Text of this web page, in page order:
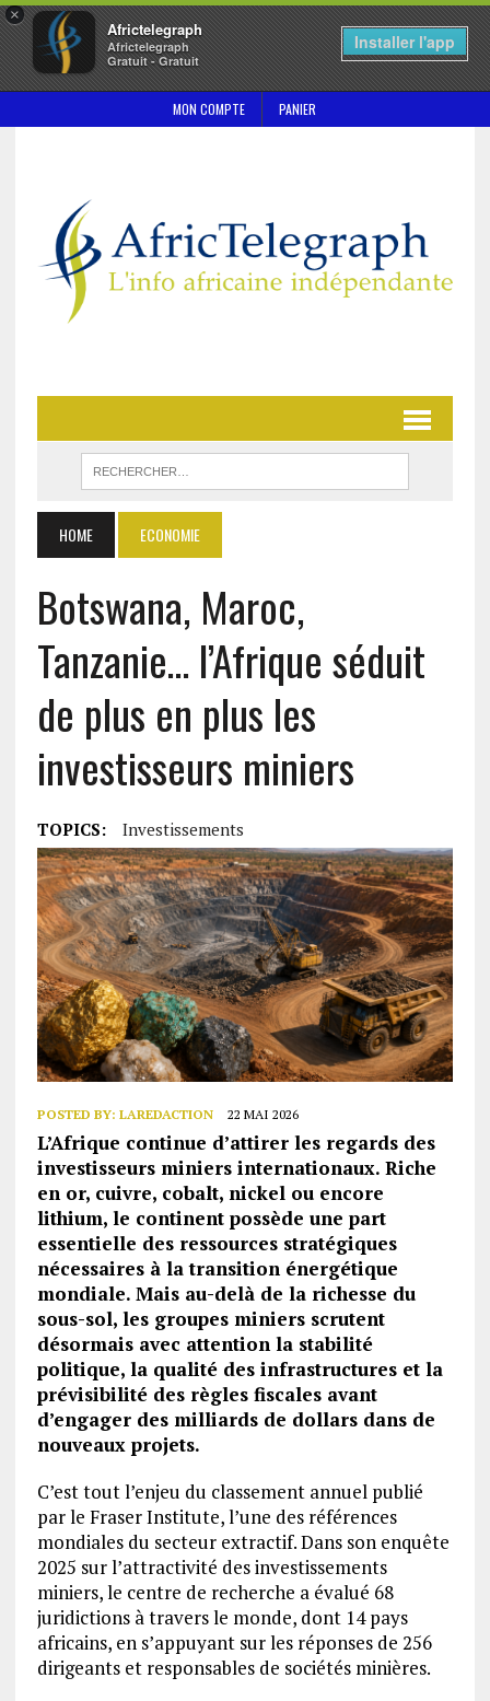
×
Africtelegraph
Africtelegraph
Gratuit - Gratuit
Installer l'app
MON COMPTE PANIER
HOME ECONOMIE
Botswana, Maroc,
Tanzanie… l’Afrique séduit
de plus en plus les
investisseurs miniers
TOPICS: Investissements
POSTED BY: LAREDACTION 22 MAI 2026
L’Afrique continue d’attirer les regards des
investisseurs miniers internationaux. Riche
en or, cuivre, cobalt, nickel ou encore
lithium, le continent possède une part
essentielle des ressources stratégiques
nécessaires à la transition énergétique
mondiale. Mais au-delà de la richesse du
sous-sol, les groupes miniers scrutent
désormais avec attention la stabilité
politique, la qualité des infrastructures et la
prévisibilité des règles fiscales avant
d’engager des milliards de dollars dans de
nouveaux projets.
C’est tout l’enjeu du classement annuel publié
par le Fraser Institute, l’une des références
mondiales du secteur extractif. Dans son enquête
2025 sur l’attractivité des investissements
miniers, le centre de recherche a évalué 68
juridictions à travers le monde, dont 14 pays
africains, en s’appuyant sur les réponses de 256
dirigeants et responsables de sociétés minières.